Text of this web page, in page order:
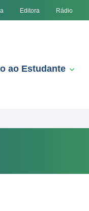
Editora Rádio
ao Estudante